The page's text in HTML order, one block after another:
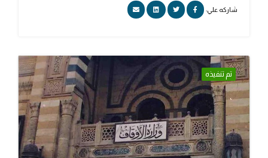
شاركه علي:
تم تنفيذه